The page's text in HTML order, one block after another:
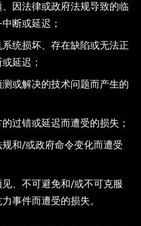
因法律或政府法规导致的临
断或延迟；
统损坏、存在缺陷或无法正
延迟；
或解决的技术问题而产生的
过错或延迟而遭受的损失；
和/或政府命令变化而遭受
、不可避免和/或不可克服
事件而遭受的损失。